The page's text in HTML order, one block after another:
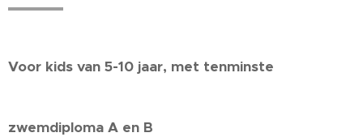
Voor kids van 5-10 jaar, met tenminste
zwemdiploma A en B